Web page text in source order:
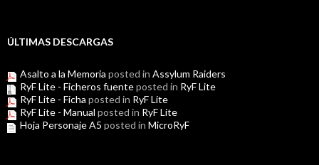
ÚLTIMAS DESCARGAS
Asalto a la Memoria posted in Assylum Raiders
RyF Lite - Ficheros fuenteposted in RyF Lite
RyF Lite - Ficha posted in RyF Lite
RyF Lite - Manual posted in RyF Lite
Hoja Personaje A5 posted in MicroRyF